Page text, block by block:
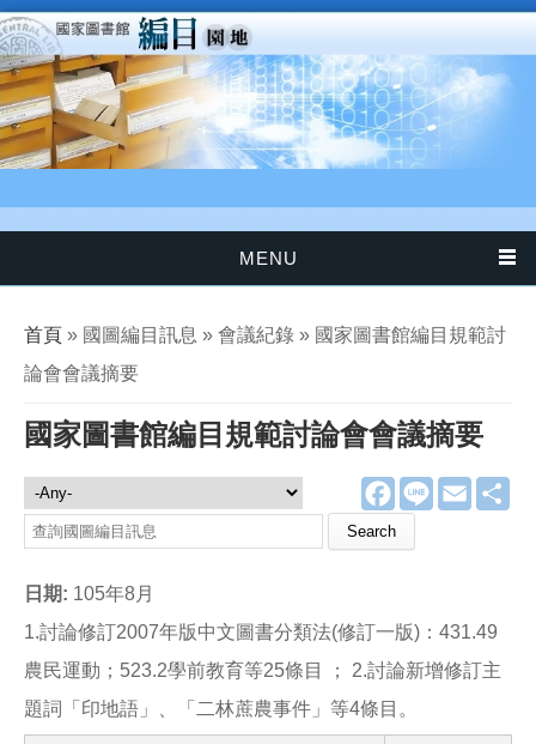
移至主內容
MENU
您在這裡
首頁 » 國圖編目訊息 » 會議紀錄 » 國家圖書館編目規範討
論會會議摘要
國家圖書館編目規範討論會會議摘要
F
a
e
k
L
E
m
國圖編目訊息
Search this site
日期: 105年8月
1.討論修訂2007年版中文圖書分類法(修訂一版)：431.49
農民運動；523.2學前教育等25條目 ； 2.討論新增修訂主
題詞「印地語」、「二林蔗農事件」等4條目。